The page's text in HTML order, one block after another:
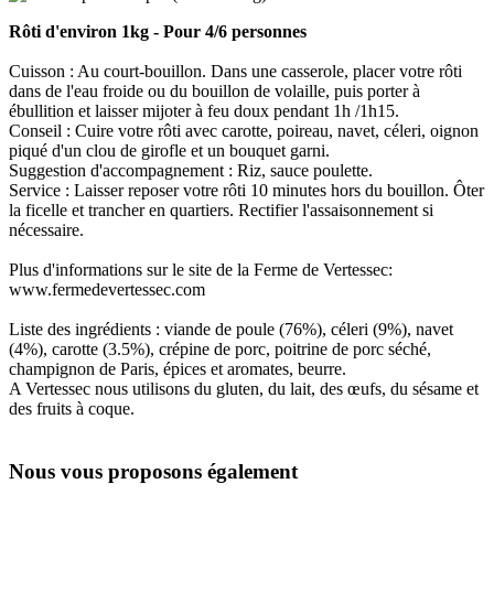
Rôti d'environ 1kg - Pour 4/6 personnes
Cuisson : Au court-bouillon. Dans une casserole, placer votre rôti
dans de l'eau froide ou du bouillon de volaille, puis porter à
ébullition et laisser mijoter à feu doux pendant 1h /1h15.
Conseil : Cuire votre rôti avec carotte, poireau, navet, céleri, oignon
piqué d'un clou de girofle et un bouquet garni.
Suggestion d'accompagnement : Riz, sauce poulette.
Service : Laisser reposer votre rôti 10 minutes hors du bouillon. Ôter
la ficelle et trancher en quartiers. Rectifier l'assaisonnement si
nécessaire.
Plus d'informations sur le site de la Ferme de Vertessec:
www.fermedevertessec.com
Liste des ingrédients : viande de poule (76%), céleri (9%), navet
(4%), carotte (3.5%), crépine de porc, poitrine de porc séché,
champignon de Paris, épices et aromates, beurre.
A Vertessec nous utilisons du gluten, du lait, des œufs, du sésame et
des fruits à coque.
Nous vous proposons également